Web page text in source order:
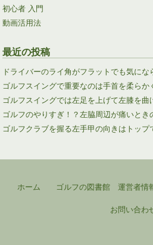
初心者 入門
動画活用法
最近の投稿
ドライバーのライ角がフラットでも気にな
ゴルフスイングで重要なのは手首を柔らか
ゴルフスイングでは左足を上げて左膝を曲
ゴルフのやりすぎ！？左脇周辺が痛いとき
ゴルフクラブを握る左手甲の向きはトップ
ホーム ゴルフの図書館 運営者情
お問い合わ